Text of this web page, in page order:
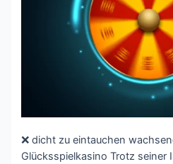
❌ dicht zu eintauchen
Glücksspielkasino Trotz